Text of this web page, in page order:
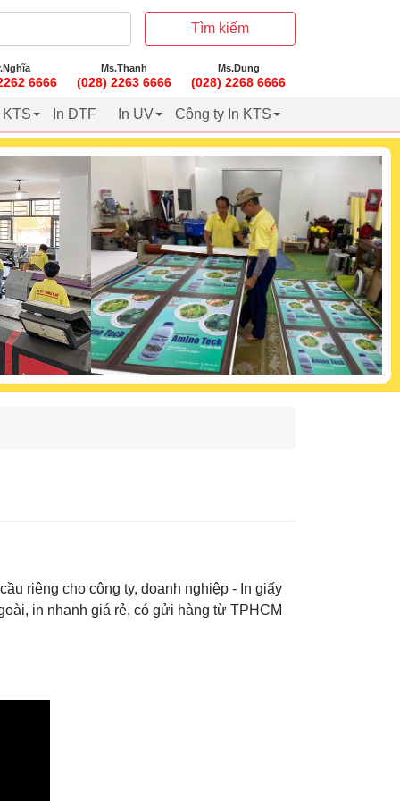
Tìm kiếm
6666
Ms.Thanh
(028) 2263 6666
Ms.Dung
(028) 2268 6666
KTS In DTF In UV Công ty In KTS
riêng cho công ty, doanh nghiệp - In giấy
in nhanh giá rẻ, có gửi hàng từ TPHCM